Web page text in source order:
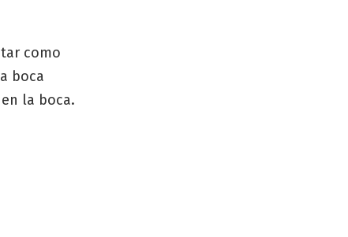
como
boca
la boca.